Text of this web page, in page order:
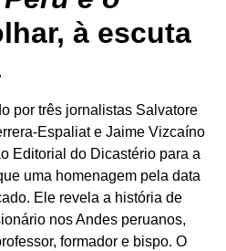
à escuta
por três jornalistas Salvatore
Espaliat e Jaime Vizcaíno
Editorial do Dicastério para a
uma homenagem pela data
Ele revela a história de
nos Andes peruanos,
formador e bispo. O